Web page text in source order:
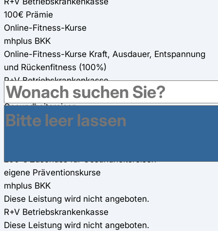
100€ Prämie
Online-Fitness-Kurse
mhplus BKK
Online-Fitness-Kurse Kraft, Ausdauer, Entspannung
und Rückenfitness (100%)
R+V Betriebskrankenkasse
Online-Fitness-Kurse werden angeboten (100%)
Gesundheitsreisen
mhplus BKK
200 € Zuschuss für Gesundheitsreisen
eigene Präventionskurse
mhplus BKK
Diese Leistung wird nicht angeboten.
R+V Betriebskrankenkasse
Diese Leistung wird nicht angeboten.